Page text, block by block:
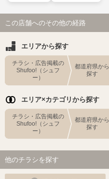
この店舗へのその他の経路
エリアから探す
チラシ・広告掲載の
Shufoo!（シュフ
ー）
都道府県から
探す
エリア×カテゴリから探す
チラシ・広告掲載の
Shufoo!（シュフ
ー）
都道府県から
探す
他のチラシを探す